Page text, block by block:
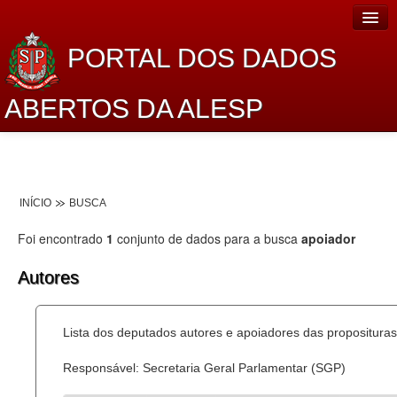
PORTAL DOS DADOS
ABERTOS DA ALESP
Lei de Acesso à Informação
Dados Governamentais Abertos
Processo Legislativo
INÍCIO BUSCA
Foi encontrado 1 conjunto de dados para a busca apoiador
Autores
Lista dos deputados autores e apoiadores das
Responsável: Secretaria Geral Parlamentar (SGP)